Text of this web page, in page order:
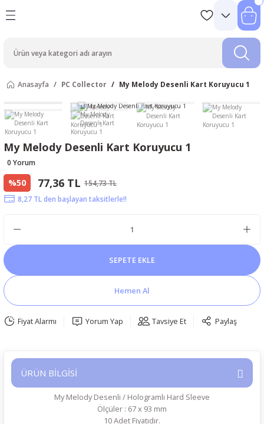
Anasayfa PC Collector My Melody Desenli Kart Koruyucu 1
My Melody Desenli Kart Koruyucu 1
0 Yorum
%50 77,36 TL 154,73 TL
8,27 TL den başlayan taksitlerle!!
SEPETE EKLE
Hemen Al
Fiyat Alarmı Yorum Yap Tavsiye Et Paylaş
ÜRÜN BİLGİSİ
My Melody Desenli / Hologramlı Hard Sleeve
Ölçüler : 67 x 93 mm
10 Adet Fiyatıdır.